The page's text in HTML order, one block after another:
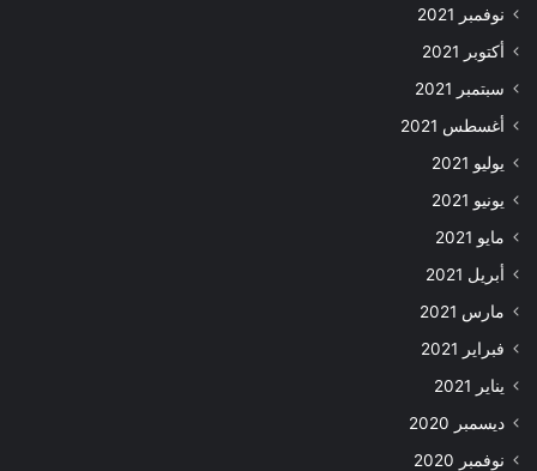
نوفمبر 2021
أكتوبر 2021
سبتمبر 2021
أغسطس 2021
يوليو 2021
يونيو 2021
مايو 2021
أبريل 2021
مارس 2021
فبراير 2021
يناير 2021
ديسمبر 2020
نوفمبر 2020